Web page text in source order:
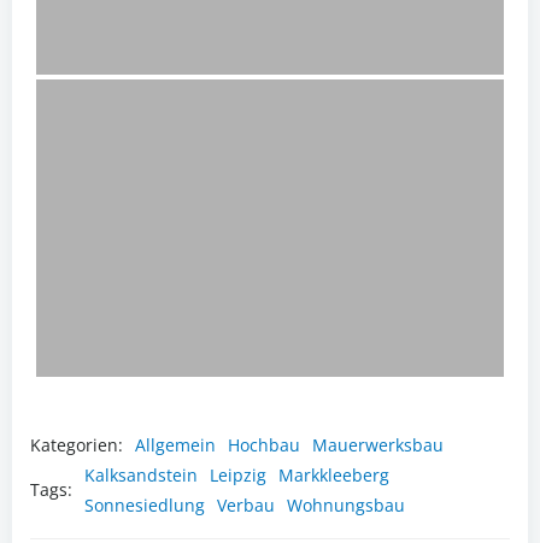
Kategorien: Allgemein Hochbau
Mauerwerksbau
Tags:
Kalksandstein Leipzig Markkleeberg
Sonnesiedlung Verbau Wohnungsbau